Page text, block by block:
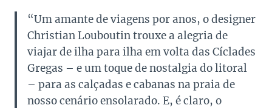
“Um amante de viagens por anos, o designer
Christian Louboutin trouxe a alegria de
viajar de ilha para ilha em volta das Cíclades
Gregas – e um toque de nostalgia do litoral
– para as calçadas e cabanas na praia de
nosso cenário ensolarado. E, é claro, o